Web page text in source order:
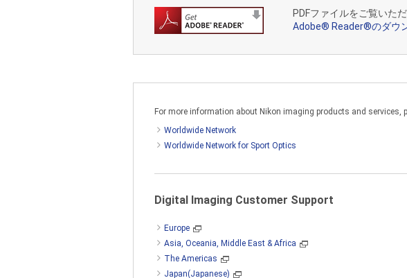
株式会社ニコン及びニコングループ会社各社は、お客様
問題について一切の責任を負いません。
5. お問い合わせ
PDFファイルをご覧いた
Adobe® Reader®のダウ
For more information about Nikon imaging products and
Worldwide Network
Worldwide Network for Sport Optics
Digital Imaging Customer Support
Europe
Asia, Oceania, Middle East & Africa
The Americas
Japan(Japanese)